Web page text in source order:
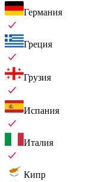
Германия
Греция
Грузия
Испания
Италия
Кипр